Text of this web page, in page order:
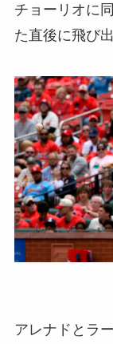
チョーリオに
た直後に飛び
アレナドとラ